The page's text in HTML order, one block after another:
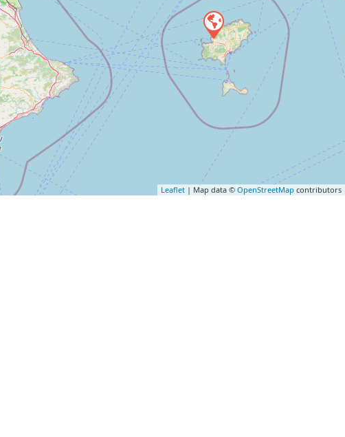
Leaflet | Map data © OpenStreetMap contributors